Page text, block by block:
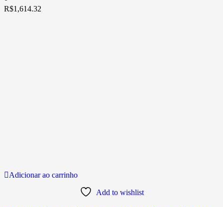
R$1,614.32
Adicionar ao carrinho
Add to wishlist